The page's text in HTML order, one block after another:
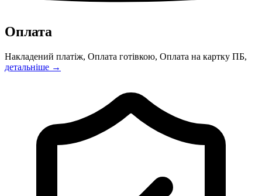
Оплата
Накладений платіж, Оплата готівкою, Оплата на картку ПБ,
детальніше →